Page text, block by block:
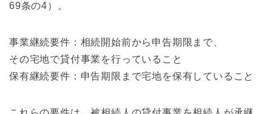
69条の4）。
事業継続要件：相続開始前から申告期限まで、
その宅地で貸付事業を行っていること
保有継続要件：申告期限まで宅地を保有していること